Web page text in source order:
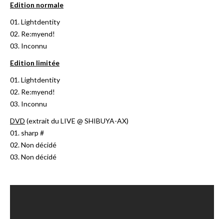
Edition normale
01. Lightdentity
02. Re:myend!
03. Inconnu
Edition limitée
01. Lightdentity
02. Re:myend!
03. Inconnu
DVD (extrait du LIVE @ SHIBUYA-AX)
01. sharp #
02. Non décidé
03. Non décidé